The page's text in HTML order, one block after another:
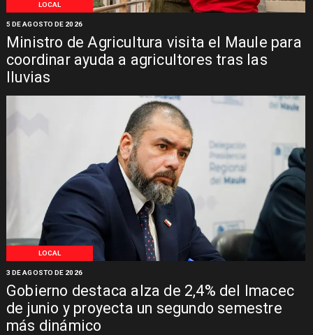
LOCAL
Ministro de Agricultura visita el Maule para
coordinar ayuda a agricultores tras las
lluvias
5 DE AGOSTO DE 2026
LOCAL
Gobierno destaca alza de 2,4% del Imacec
de junio y proyecta un segundo semestre
más dinámico
3 DE AGOSTO DE 2026